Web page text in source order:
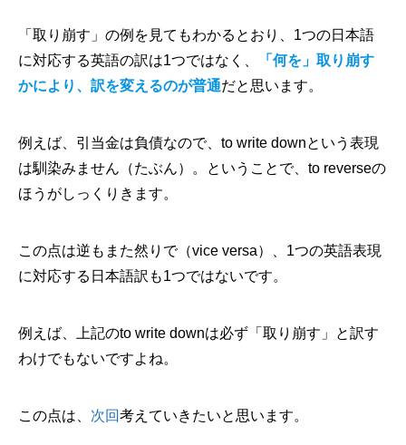
「取り崩す」の例を見てもわかるとおり、1つの日本語
に対応する英語の訳は1つではなく、
「何を」取り崩す
かにより、訳を変えるのが普通だと思います。
例えば、引当金は負債なので、to write downという表現
は馴染みません（たぶん）。ということで、to reverseの
ほうがしっくりきます。
この点は逆もまた然りで（vice versa）、1つの英語表現
に対応する日本語訳も1つではないです。
例えば、上記のto write downは必ず「取り崩す」と訳す
わけでもないですよね。
この点は、 次回考えていきたいと思います。